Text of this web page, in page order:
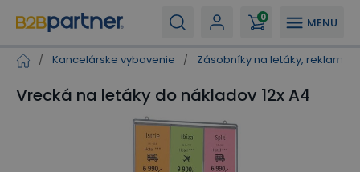
MENU
0
/ Kancelárske vybavenie / Zásobníky na letáky, reklamné
Vrecká na letáky do nákladov 12x A4